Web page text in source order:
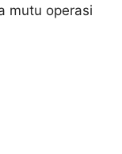
mutu operasi